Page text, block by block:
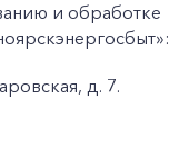
и обработке
д. 7.